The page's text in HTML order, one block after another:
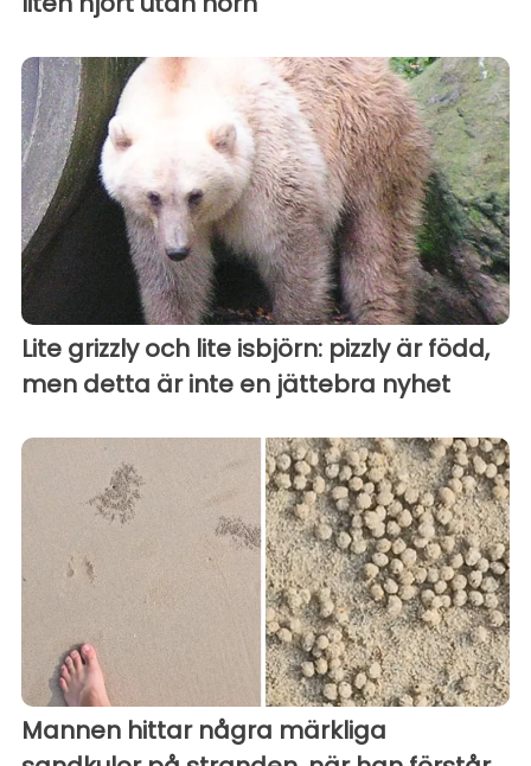
Lite grizzly och lite isbjörn: pizzly är född,
men detta är inte en jättebra nyhet
Mannen hittar några märkliga